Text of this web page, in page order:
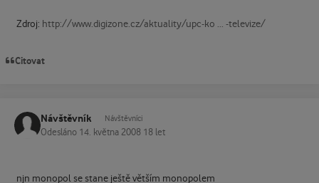
Zdroj: http://www.digizone.cz/aktuality/upc-ko ... -televize/
Citovat
Návštěvník Návštěvníci
Odesláno 14. května 2008 18 let
njn monopol se stane ještě větším monopolem